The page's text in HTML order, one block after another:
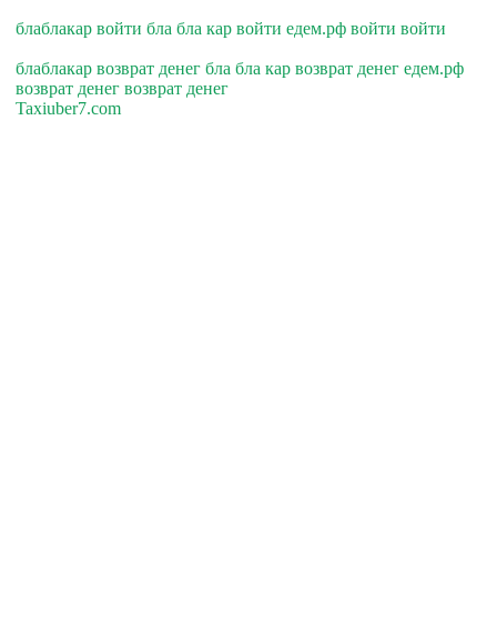
блаблакар войти бла бла кар войти едем.рф войти войти
блаблакар возврат денег бла бла кар возврат денег едем.рф
возврат денег возврат денег
Taxiuber7.com